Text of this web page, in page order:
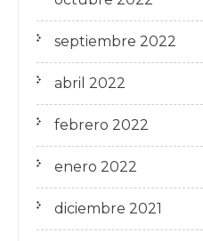
septiembre 2022
abril 2022
febrero 2022
enero 2022
diciembre 2021